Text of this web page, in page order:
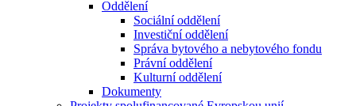
Oddělení
Sociální oddělení
Investiční oddělení
Správa bytového a nebytového fondu
Právní oddělení
Kulturní oddělení
Dokumenty